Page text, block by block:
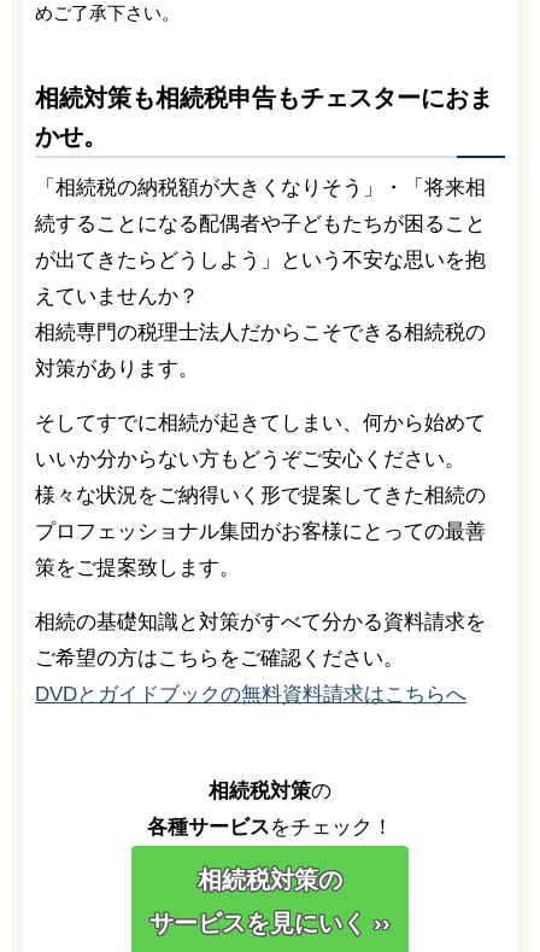
めご了承下さい。
相続対策も相続税申告もチェスターにおま
かせ。
「相続税の納税額が大きくなりそう」・「将来相
続することになる配偶者や子どもたちが困ること
が出てきたらどうしよう」という不安な思いを抱
えていませんか？
相続専門の税理士法人だからこそできる相続税の
対策があります。
そしてすでに相続が起きてしまい、何から始めて
いいか分からない方もどうぞご安心ください。
様々な状況をご納得いく形で提案してきた相続の
プロフェッショナル集団がお客様にとっての最善
策をご提案致します。
相続の基礎知識と対策がすべて分かる資料請求を
ご希望の方はこちらをご確認ください。
DVDとガイドブックの無料資料請求はこちらへ
相続税対策の
各種サービスをチェック！
相続税対策の
サービスを見にいく ››